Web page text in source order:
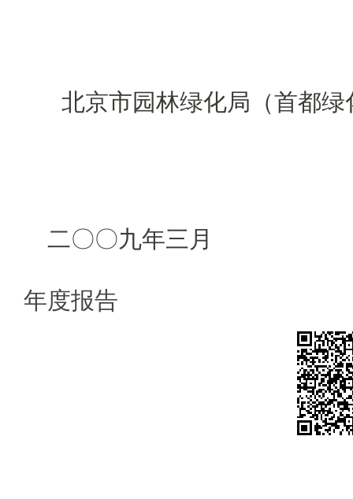
北京市园林绿化局（首都绿
二〇〇九年三月
年度报告